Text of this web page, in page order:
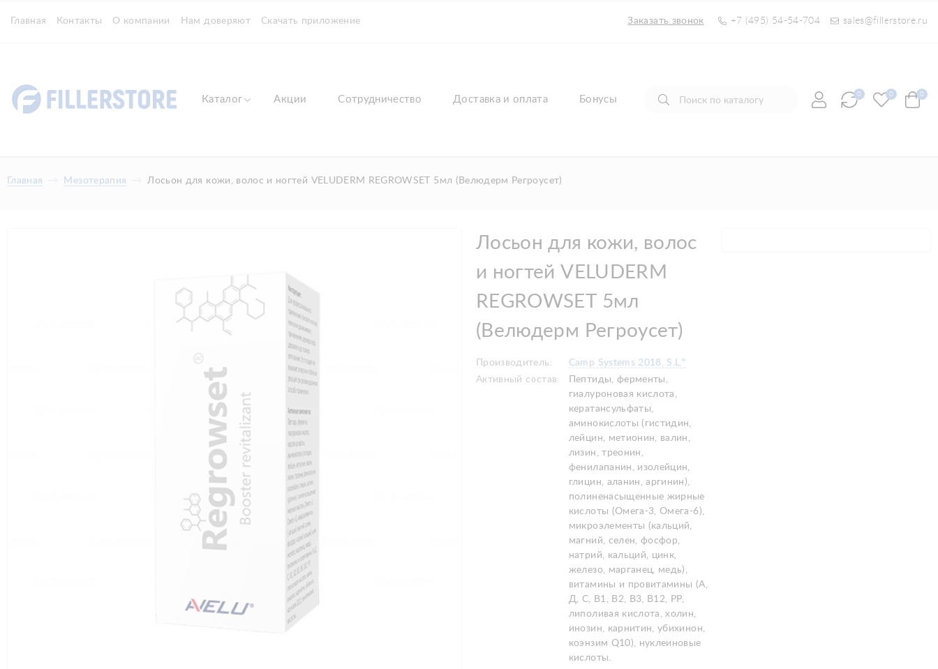
Главная Контакты О компании Нам доверяют Скачать приложение Заказать звонок +7 (495) 54-54-704 sales@fillerstore.ru
Каталог Акции Сотрудничество Доставка и оплата Бонусы 0 0 0
Главная Мезотерапия Лосьон для кожи, волос и ногтей VELUDERM REGROWSET 5мл (Велюдерм Регроусет)
Лосьон для кожи, волос
и ногтей VELUDERM
REGROWSET 5мл
(Велюдерм Регроусет)
Производитель:
Camp Systems 2018, S.L."
Активный состав:
Пептиды, ферменты,
гиалуроновая кислота,
кератансульфаты,
аминокислоты (гистидин,
лейцин, метионин, валин,
лизин, треонин,
фенилапанин, изолейцин,
глицин, аланин, аргинин),
полиненасыщенные жирные
кислоты (Омега-3, Омега-6),
микроэлементы (кальций,
магний, селен, фосфор,
натрий, кальций, цинк,
железо, марганец, медь),
витамины и провитамины (А,
Д, С, В1, В2, В3, В12, РР,
липоливая кислота, холин,
инозин, карнитин, убихинон,
коэнзим Q10), нуклеиновые
кислоты.